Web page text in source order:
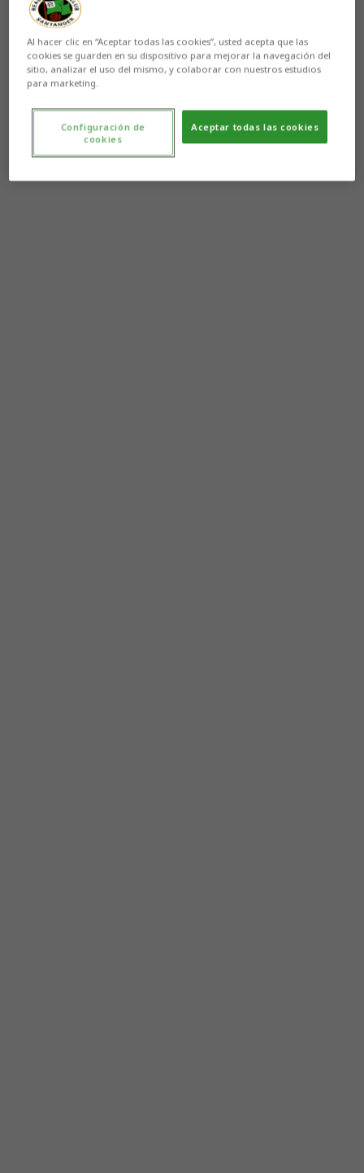
Al hacer clic en “Aceptar todas las cookies”, usted acepta que las
cookies se guarden en su dispositivo para mejorar la navegación del
sitio, analizar el uso del mismo, y colaborar con nuestros estudios
para marketing.
Aceptar todas las cookies
Configuración de
cookies